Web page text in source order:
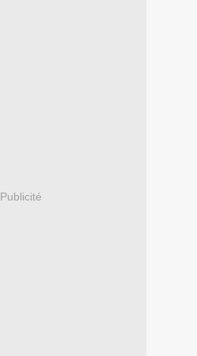
Publicité